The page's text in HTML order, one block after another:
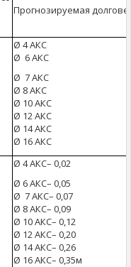
Прогнозируемая
Ø 4 АКС
Ø 6 АКС
Ø 7 АКС
Ø 8 АКС
Ø 10 АКС
Ø 12 АКС
Ø 14 АКС
Ø 16 АКС
Ø 4 АКС– 0,02
Ø 6 АКС– 0,05
Ø 7 АКС– 0,07
Ø 8 АКС– 0,09
Ø 10 АКС– 0,12
Ø 12 АКС– 0,20
Ø 14 АКС– 0,26
Ø 16 АКС– 0,35м